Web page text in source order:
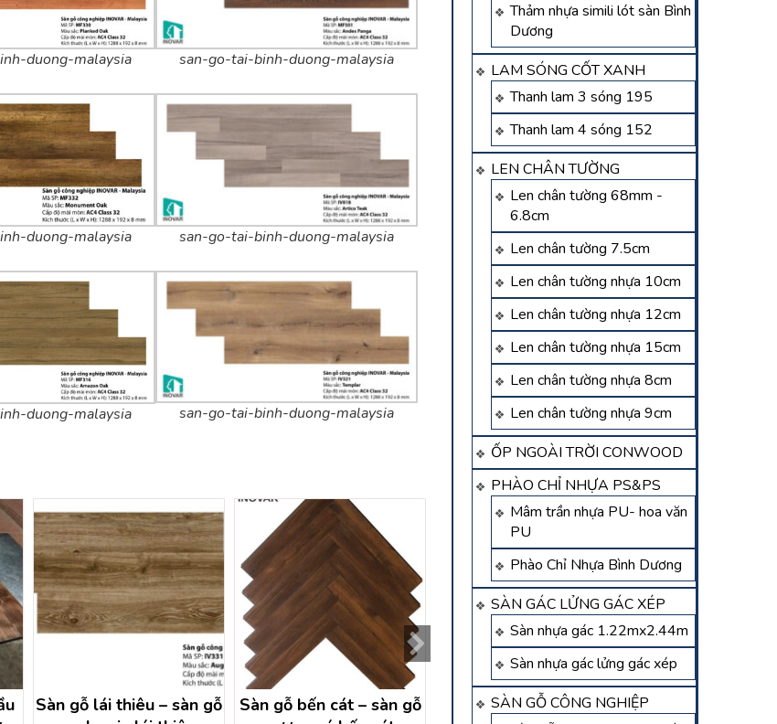
Thảm nhựa simili lót sàn Bình
Dương
LAM SÓNG CỐT XANH
Thanh lam 3 sóng 195
Thanh lam 4 sóng 152
LEN CHÂN TƯỜNG
Len chân tường 68mm -
6.8cm
Len chân tường 7.5cm
Len chân tường nhựa 10cm
Len chân tường nhựa 12cm
Len chân tường nhựa 15cm
Len chân tường nhựa 8cm
Len chân tường nhựa 9cm
ỐP NGOÀI TRỜI CONWOOD
PHÀO CHỈ NHỰA PS&PS
Mâm trần nhựa PU- hoa văn
PU
Phào Chỉ Nhựa Bình Dương
SÀN GÁC LỬNG GÁC XÉP
Sàn nhựa gác 1.22mx2.44m
Sàn nhựa gác lửng gác xép
SÀN GỖ CÔNG NGHIỆP
duong-malaysia san-go-tai-binh-duong-malaysia
duong-malaysia san-go-tai-binh-duong-malaysia
duong-malaysia san-go-tai-binh-duong-malaysia
Sàn gỗ lái thiêu – sàn gỗ
Sàn gỗ bến cát – sàn gỗ
Sàn gỗ sồi thủ dầu một –